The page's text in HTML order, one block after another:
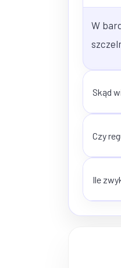
W
Skąd
Czy
Ile